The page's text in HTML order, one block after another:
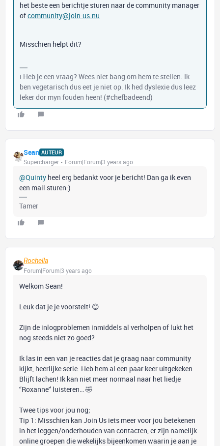
het beste een berichtje sturen naar de community manager
ofcommunity@join-us.nu
Misschien helpt dit?
ℹ️ Heb je een vraag? Wees niet bang om hem te stellen. Ik
ben vegetarisch dus eet je niet op. Ik hed dyslexie dus leez
leker dor myn fouden heen! (#chefbadeend)
Sean AUTEUR
Supercharger Forum|Forum|3 years ago
@Quinty heel erg bedankt voor je bericht! Dan ga ik even
een mail sturen:)
Tamer
Rochella
Forum|Forum|3 years ago
Welkom Sean!
Leuk dat je je voorstelt! 😊
Zijn de inlogproblemen inmiddels al verholpen of lukt het
nog steeds niet zo goed?
Ik las in een van je reacties dat je graag naar community
kijkt, heerlijke serie. Heb hem al een paar keer uitgekeken..
Blijft lachen! Ik kan niet meer normaal naar het liedje
'’Roxanne'’ luisteren… 🤣
Twee tips voor jou nog;
Tip 1: Misschien kan Join Us iets meer voor jou betekenen
in het leggen/onderhouden van contacten, er zijn namelijk
online groepen die wekelijks bijeenkomen waarin je aan je